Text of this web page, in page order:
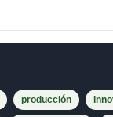
producción